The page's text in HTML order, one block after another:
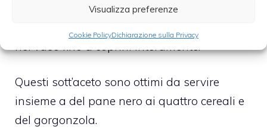
Visualizza preferenze
Cookie PolicyDichiarazione sulla Privacy
del vaso insieme ad un cucchiaio di pepe
Questi sott’aceto sono ottimi da servire
insieme a del pane nero ai quattro cereali e
del gorgonzola.